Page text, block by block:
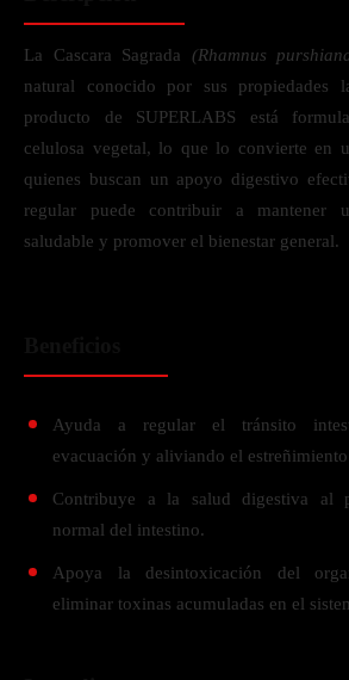
La Cascara Sagrada (Rhamnus
natural conocido por sus propiedades
producto de SUPERLABS está
celulosa vegetal, lo que lo convierte en
quienes buscan un apoyo digestivo
regular puede contribuir a mantener
saludable y promover el bienestar general.
Ayuda a regular el tránsito
evacuación y aliviando el
Contribuye a la salud digestiva al
normal del intestino.
Apoya la desintoxicación del
eliminar toxinas acumuladas en el